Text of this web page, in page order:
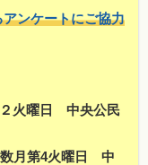
ンケートにご協力
火曜日 中央公民
数月第4火曜日 中